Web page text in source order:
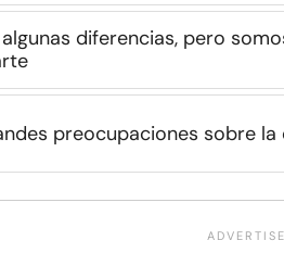
diferencias, pero
preocupaciones sobre